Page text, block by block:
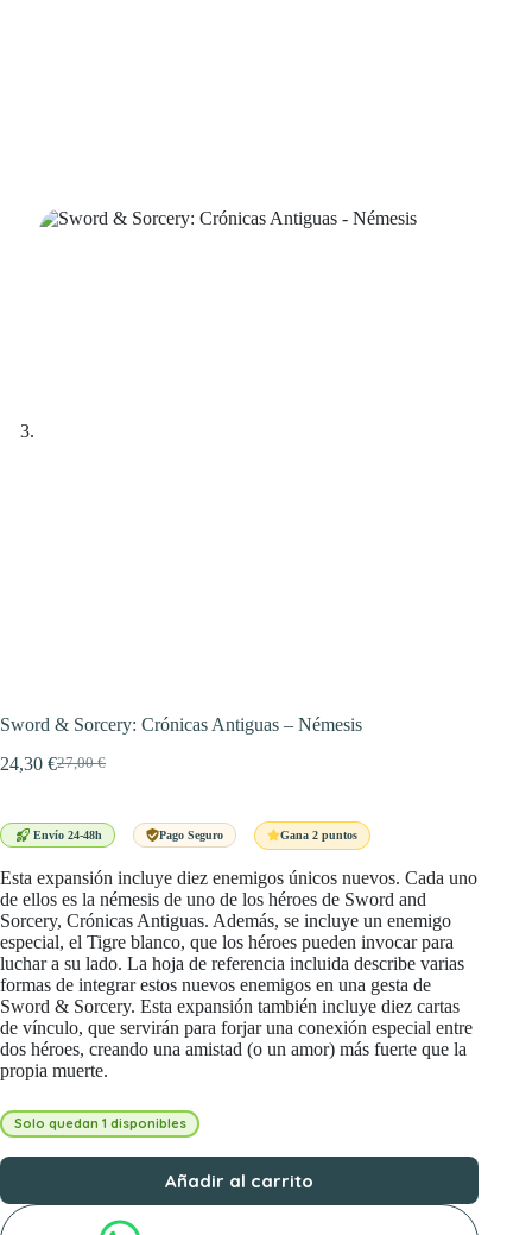
Sword & Sorcery: Crónicas Antiguas – Némesis
27,00€
El
era:
24,30 €El
es:
Envío 24-48h Pago Seguro Gana 2 puntos
Esta expansión incluye diez enemigos únicos nuevos. Cada uno
de ellos es la némesis de uno de los héroes de Sword and
Sorcery, Crónicas Antiguas. Además, se incluye un enemigo
especial, el Tigre blanco, que los héroes pueden invocar para
luchar a su lado. La hoja de referencia incluida describe varias
formas de integrar estos nuevos enemigos en una gesta de
Sword & Sorcery. Esta expansión también incluye diez cartas
de vínculo, que servirán para forjar una conexión especial entre
dos héroes, creando una amistad (o un amor) más fuerte que la
propia muerte.
Solo quedan 1 disponibles
Añadir al carrito